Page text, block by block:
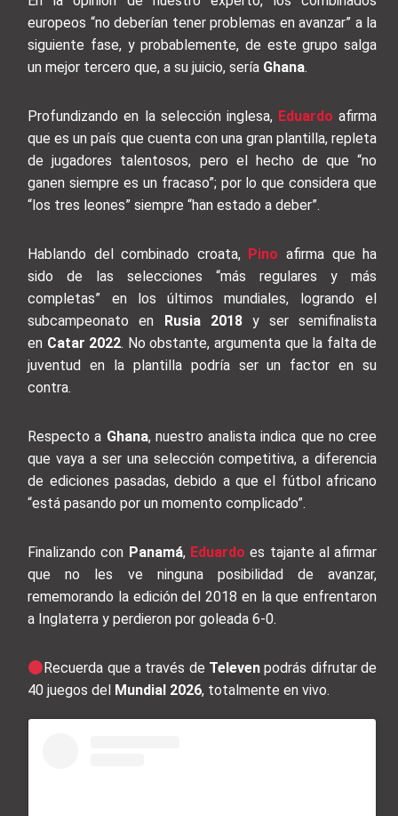
europeos “no deberían tener problemas en avanzar” a la
siguiente fase, y probablemente, de este grupo salga
un mejor tercero que, a su juicio, sería Ghana.
Profundizando en la selección inglesa, Eduardo afirma
que es un país que cuenta con una gran plantilla, repleta
de jugadores talentosos, pero el hecho de que “no
ganen siempre es un fracaso”; por lo que considera que
“los tres leones” siempre “han estado a deber”.
Hablando del combinado croata, Pino afirma que ha
sido de las selecciones “más regulares y más
completas” en los últimos mundiales, logrando el
subcampeonato en Rusia 2018y ser semifinalista
en Catar 2022. No obstante, argumenta que la falta de
juventud en la plantilla podría ser un factor en su
contra.
Respecto a Ghana, nuestro analista indica que no cree
que vaya a ser una selección competitiva, a diferencia
de ediciones pasadas, debido a que el fútbol africano
“está pasando por un momento complicado”.
Finalizando con Panamá, Eduardo es tajante al afirmar
que no les ve ninguna posibilidad de avanzar,
rememorando la edición del 2018 en la que enfrentaron
a Inglaterra y perdieron por goleada 6-0.
Recuerda que a través de Televenpodrás difrutar de
40 juegos del Mundial 2026, totalmente en vivo.